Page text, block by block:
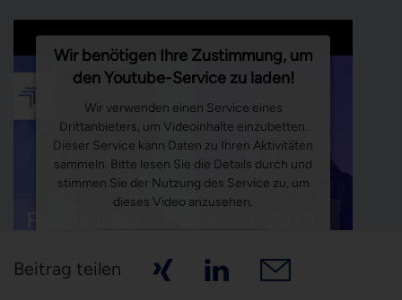
Wir benötigen Ihre Zustimmung, um
den Youtube-Service zu laden!
Wir verwenden einen Service eines
Drittanbieters, um Videoinhalte einzubetten.
Dieser Service kann Daten zu Ihren Aktivitäten
sammeln. Bitte lesen Sie die Details durch und
stimmen Sie der Nutzung des Service zu, um
dieses Video anzusehen.
Beitrag teilen